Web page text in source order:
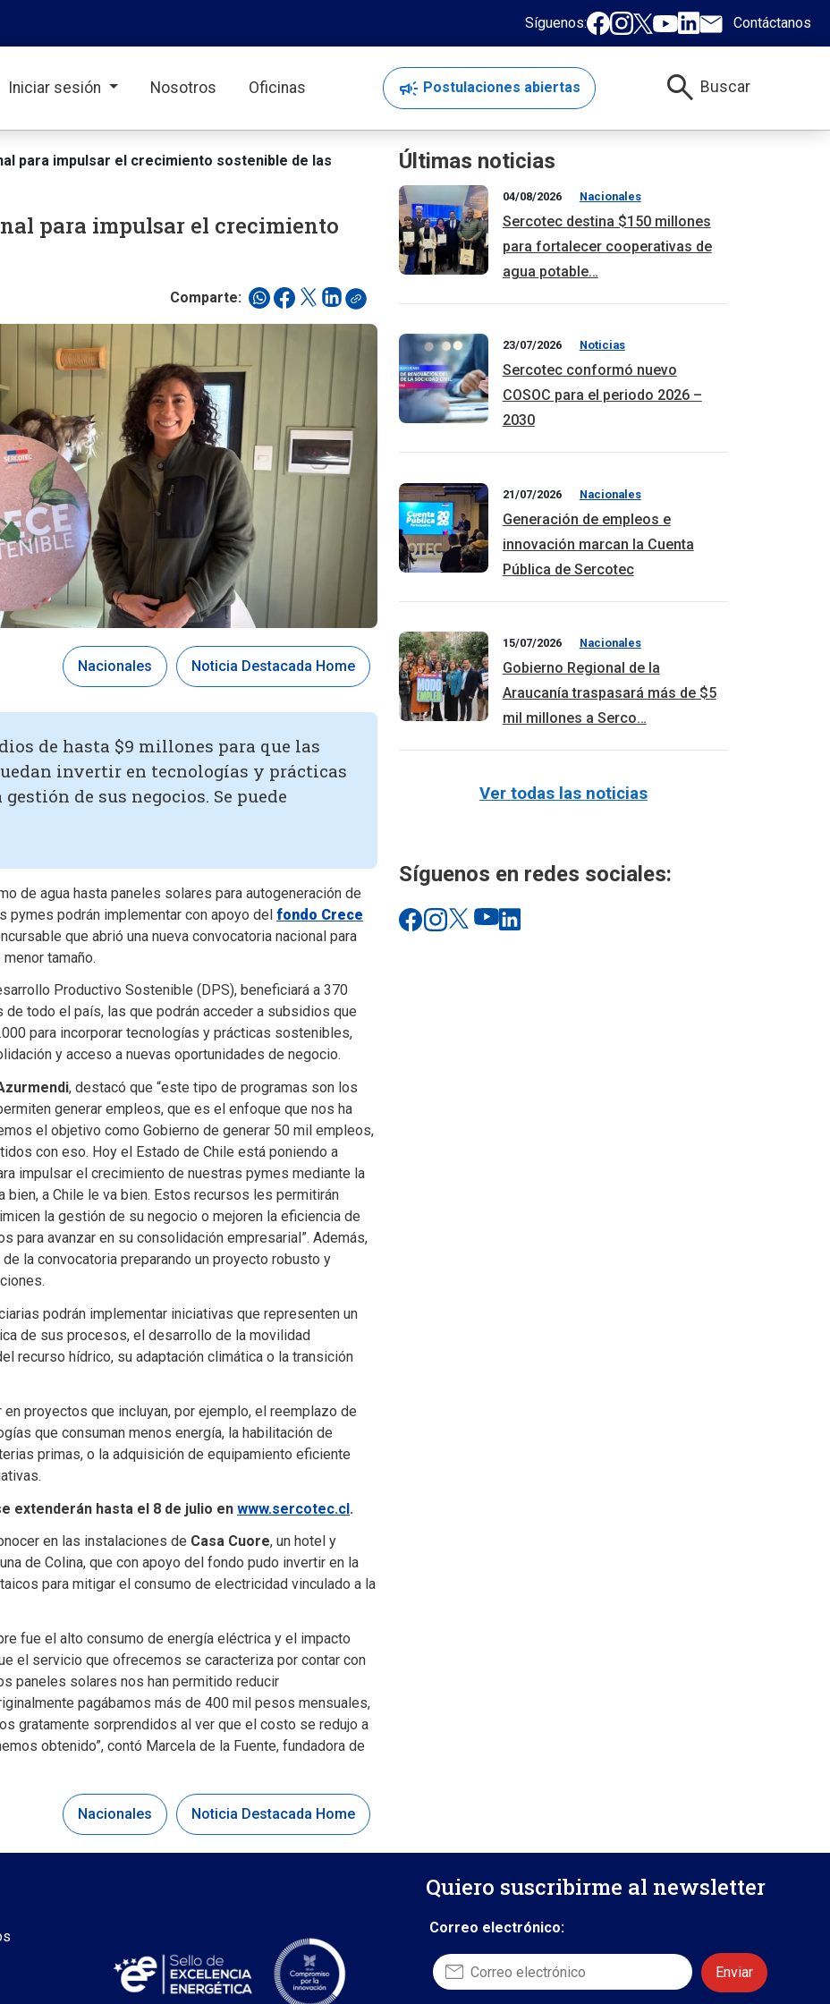
Síguenos: Contáctanos
Iniciar sesión Nosotros Oficinas campaign Postulaciones abiertas search Buscar
para impulsar el crecimiento sostenible de las
para impulsar el crecimiento
Comparte:
Nacionales Noticia Destacada Home
de hasta $9 millones para que las
invertir en tecnologías y prácticas
de sus negocios. Se puede
de agua hasta paneles solares para autogeneración de
pymes podrán implementar con apoyo del fondo Crece
que abrió una nueva convocatoria nacional para
tamaño.
Productivo Sostenible (DPS), beneficiará a 370
todo el país, las que podrán acceder a subsidios que
para incorporar tecnologías y prácticas sostenibles,
y acceso a nuevas oportunidades de negocio.
, destacó que “este tipo de programas son los
generar empleos, que es el enfoque que nos ha
el objetivo como Gobierno de generar 50 mil empleos,
con eso. Hoy el Estado de Chile está poniendo a
impulsar el crecimiento de nuestras pymes mediante la
a Chile le va bien. Estos recursos les permitirán
la gestión de su negocio o mejoren la eficiencia de
para avanzar en su consolidación empresarial”. Además,
la convocatoria preparando un proyecto robusto y
podrán implementar iniciativas que representen un
de sus procesos, el desarrollo de la movilidad
recurso hídrico, su adaptación climática o la transición
proyectos que incluyan, por ejemplo, el reemplazo de
que consuman menos energía, la habilitación de
primas, o la adquisición de equipamiento eficiente
extenderán hasta el 8 de julio en www.sercotec.cl.
en las instalaciones de Casa Cuore, un hotel y
de Colina, que con apoyo del fondo pudo invertir en la
para mitigar el consumo de electricidad vinculado a la
fue el alto consumo de energía eléctrica y el impacto
el servicio que ofrecemos se caracteriza por contar con
paneles solares nos han permitido reducir
pagábamos más de 400 mil pesos mensuales,
gratamente sorprendidos al ver que el costo se redujo a
obtenido”, contó Marcela de la Fuente, fundadora de
Nacionales Noticia Destacada Home
Últimas noticias
04/08/2026 Nacionales
Sercotec destina $150 millones
para fortalecer cooperativas de
agua potable…
23/07/2026 Noticias
Sercotec conformó nuevo
COSOC para el periodo 2026 –
2030
21/07/2026 Nacionales
Generación de empleos e
innovación marcan la Cuenta
Pública de Sercotec
15/07/2026 Nacionales
Gobierno Regional de la
Araucanía traspasará más de $5
mil millones a Serco…
Ver todas las noticias
Síguenos en redes sociales:
Quiero suscribirme al newsletter
Correo electrónico: